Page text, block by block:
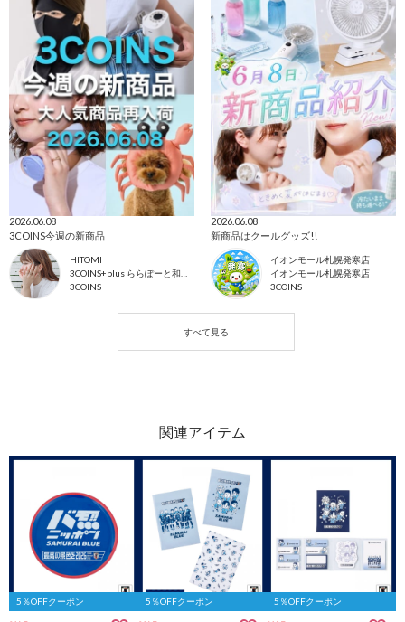
2026.06.08
3COINS今週の新商品
HITOMI
3COINS
2026.06.08
新商品はクールグッズ!!
イオンモール札幌発寒店
イオンモール札幌発寒店
3COINS
5％OFFクーポン 5％OFFクーポン 5％OFFクーポン